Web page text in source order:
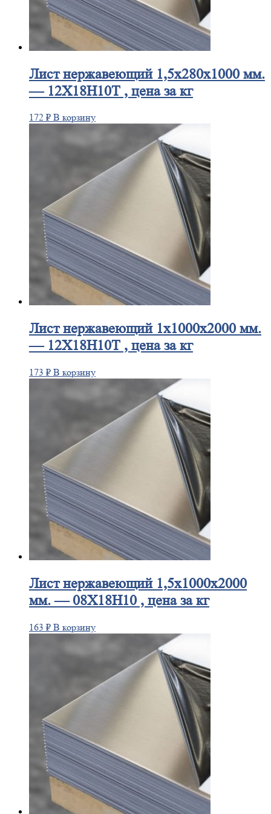
Листнержавеющий 1,5x280x1000 мм.
— 12Х18Н10Т , цена за кг
172 ₽ В корзину
Листнержавеющий 1x1000x2000 мм.
— 12Х18Н10Т , цена за кг
173 ₽ В корзину
Листнержавеющий 1,5x1000x2000
мм. — 08Х18Н10 , цена за кг
163 ₽ В корзину